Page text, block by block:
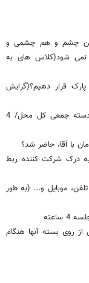
چشم و هم چشمی و
بیش از 4 نفر ثبت نام نمی شود(کلاس های به
متر ماشین را توی8متر جای پارک قرار دهیم؟(گرایش
برگزاری به صورت مرحله به مرحله همراه با تشویق دسته جمعی کل محل/ 4
با آقا، حاضر شد؟
درک شرکت کننده ربط
موبایل و... (به طور
روی بسته آنها هنگام